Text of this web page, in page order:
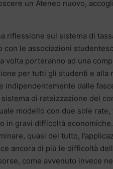
un Ateneo nuovo,
riflessione sul sistema di
le associazioni
volta porteranno ad una
per tutti gli studenti e
dalle
di rateizzazione del
modello con due sole
in gravi difficoltà
quasi del tutto,
ancora di più le difficoltà
come avvenuto invece